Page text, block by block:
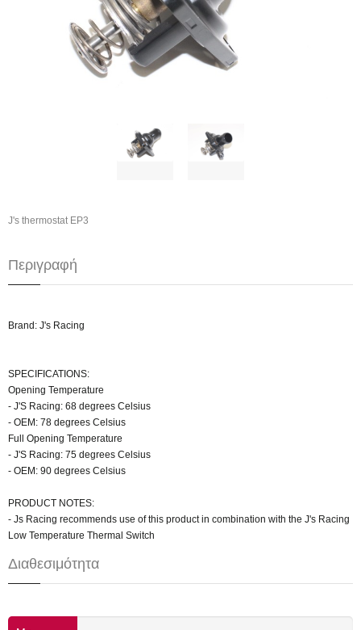
J's thermostat EP3
Περιγραφή
Brand: J's Racing
SPECIFICATIONS:
Opening Temperature
- J'S Racing: 68 degrees Celsius
- OEM: 78 degrees Celsius
Full Opening Temperature
- J'S Racing: 75 degrees Celsius
- OEM: 90 degrees Celsius
PRODUCT NOTES:
- Js Racing recommends use of this product in combination with the J's Racing
Low Temperature Thermal Switch
Διαθεσιμότητα